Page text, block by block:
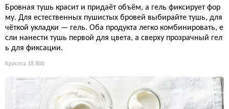
Бровная тушь красит и придаёт объём, а гель фиксирует фор
му. Для естественных пушистых бровей выбирайте тушь, для
чёткой укладки — гель. Оба продукта легко комбинировать, е
сли нанести тушь первой для цвета, а сверху прозрачный гел
ь для фиксации.
Красота 18 800